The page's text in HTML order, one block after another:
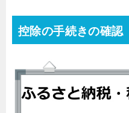
控除の手続きの確認